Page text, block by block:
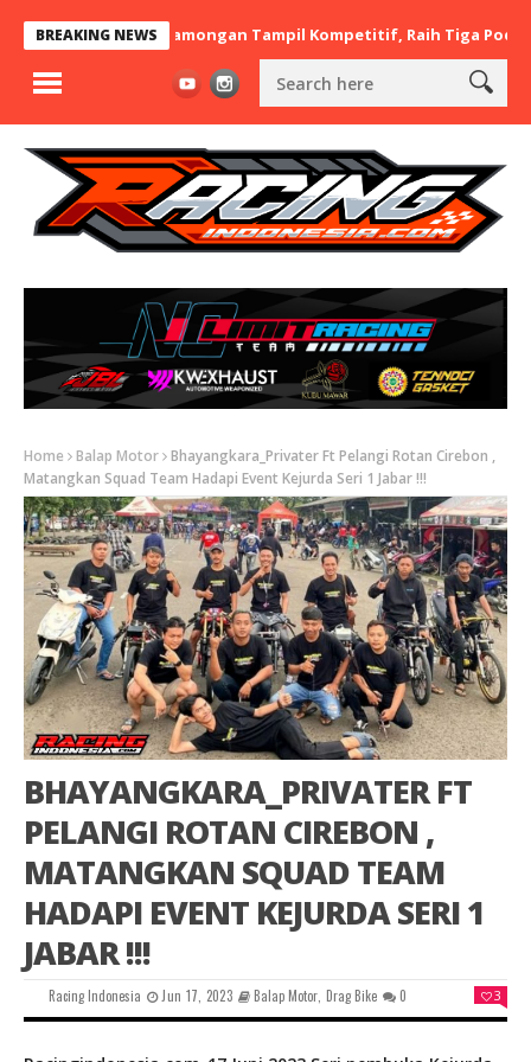
BREAKING NEWS
Asal Lamongan Tampil Kompetitif, Raih Tiga Podium di
Home Balap Motor Bhayangkara_Privater Ft Pelangi Rotan Cirebon ,
Matangkan Squad Team Hadapi Event Kejurda Seri 1 Jabar !!!
BHAYANGKARA_PRIVATER FT
PELANGI ROTAN CIREBON ,
MATANGKAN SQUAD TEAM
HADAPI EVENT KEJURDA SERI 1
JABAR !!!
Racing Indonesia Jun 17, 2023 Balap Motor, Drag Bike 0 3